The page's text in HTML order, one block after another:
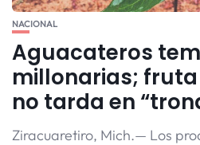
NACIONAL
Aguacateros
millonarias;
no tarda en
Ziracuaretiro, Mich.— Los